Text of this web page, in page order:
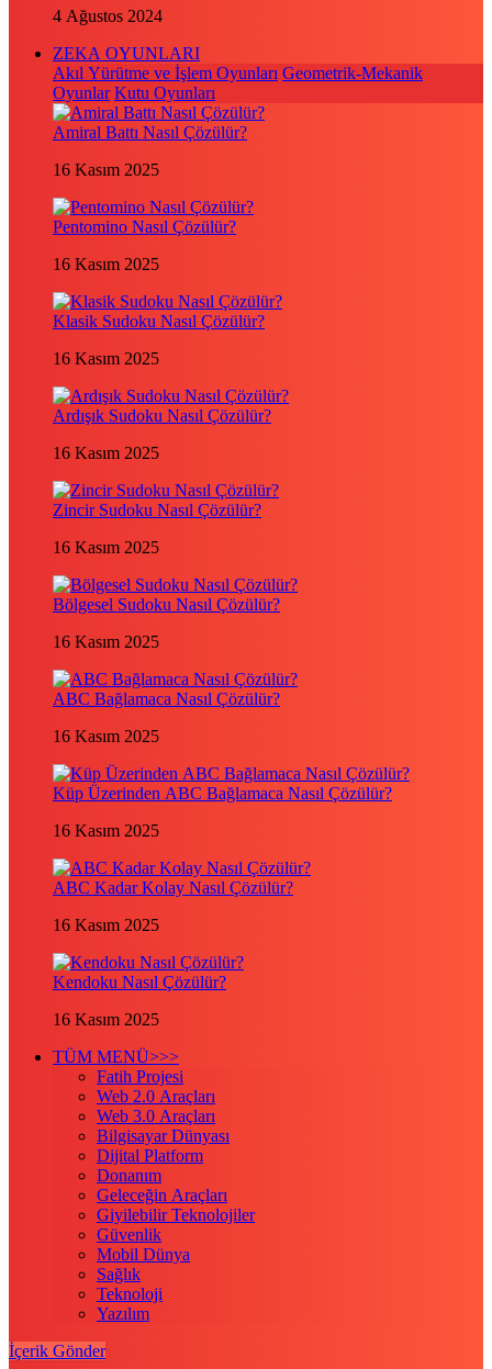
4 Ağustos 2024
ZEKA OYUNLARI
Akıl Yürütme ve İşlem Oyunları Geometrik-Mekanik
Oyunlar Kutu Oyunları
Amiral Battı Nasıl Çözülür?
16 Kasım 2025
Pentomino Nasıl Çözülür?
16 Kasım 2025
Klasik Sudoku Nasıl Çözülür?
16 Kasım 2025
Ardışık Sudoku Nasıl Çözülür?
16 Kasım 2025
Zincir Sudoku Nasıl Çözülür?
16 Kasım 2025
Bölgesel Sudoku Nasıl Çözülür?
16 Kasım 2025
ABC Bağlamaca Nasıl Çözülür?
16 Kasım 2025
Küp Üzerinden ABC Bağlamaca Nasıl Çözülür?
16 Kasım 2025
ABC Kadar Kolay Nasıl Çözülür?
16 Kasım 2025
Kendoku Nasıl Çözülür?
16 Kasım 2025
TÜM MENÜ>>>
Fatih Projesi
Web 2.0 Araçları
Web 3.0 Araçları
Bilgisayar Dünyası
Dijital Platform
Donanım
Geleceğin Araçları
Giyilebilir Teknolojiler
Güvenlik
Mobil Dünya
Sağlık
Teknoloji
Yazılım
İçerik Gönder